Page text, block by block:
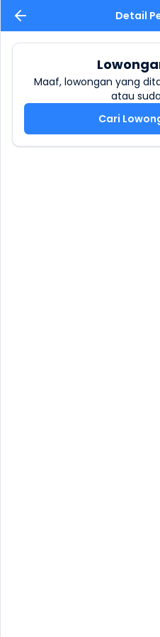
Detail
Maaf, lowongan yang
atau
Cari